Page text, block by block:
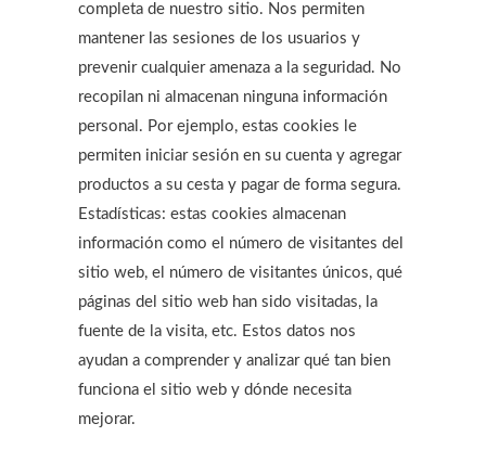
completa de nuestro sitio. Nos permiten
mantener las sesiones de los usuarios y
prevenir cualquier amenaza a la seguridad. No
recopilan ni almacenan ninguna información
personal. Por ejemplo, estas cookies le
permiten iniciar sesión en su cuenta y agregar
productos a su cesta y pagar de forma segura.
Estadísticas: estas cookies almacenan
información como el número de visitantes del
sitio web, el número de visitantes únicos, qué
páginas del sitio web han sido visitadas, la
fuente de la visita, etc. Estos datos nos
ayudan a comprender y analizar qué tan bien
funciona el sitio web y dónde necesita
mejorar.